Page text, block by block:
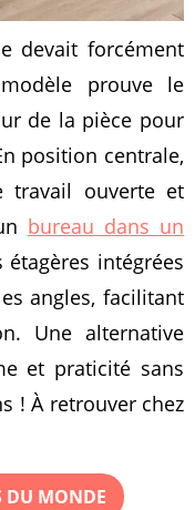
devait forcément
prouve le
de la pièce pour
position centrale,
travail ouverte et
bureau dans un
étagères intégrées
angles, facilitant
Une alternative
et praticité sans
! À retrouver chez
DU MONDE